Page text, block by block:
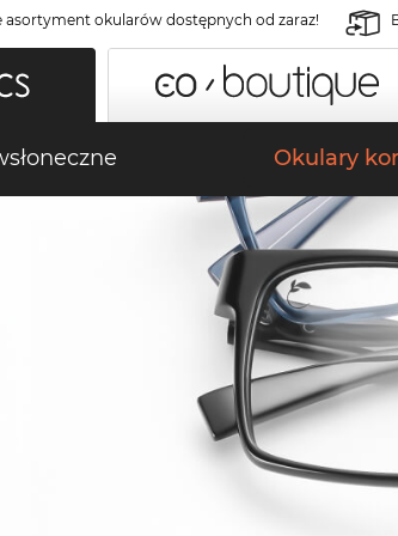
asortyment okularów dostępnych od zaraz!
Okulary